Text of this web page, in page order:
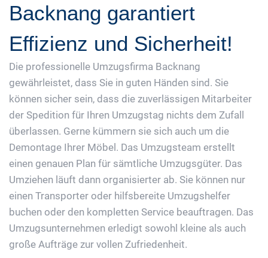
Backnang garantiert
Effizienz und Sicherheit!
Die professionelle Umzugsfirma Backnang
gewährleistet, dass Sie in guten Händen sind. Sie
können sicher sein, dass die zuverlässigen Mitarbeiter
der Spedition für Ihren Umzugstag nichts dem Zufall
überlassen. Gerne kümmern sie sich auch um die
Demontage Ihrer Möbel. Das Umzugsteam erstellt
einen genauen Plan für sämtliche Umzugsgüter. Das
Umziehen läuft dann organisierter ab. Sie können nur
einen Transporter oder hilfsbereite Umzugshelfer
buchen oder den kompletten Service beauftragen. Das
Umzugsunternehmen erledigt sowohl kleine als auch
große Aufträge zur vollen Zufriedenheit.